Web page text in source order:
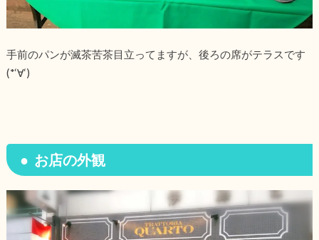
手前のパンが滅茶苦茶目立ってますが、後ろの席がテラスです
(*‘∀‘)
お店の外観